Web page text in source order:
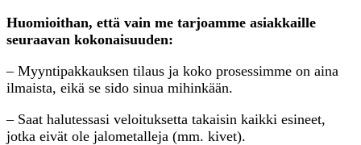
Huomioithan, että vain me tarjoamme asiakkaille
seuraavan kokonaisuuden:
– Myyntipakkauksen tilaus ja koko prosessimme on aina
ilmaista, eikä se sido sinua mihinkään.
– Saat halutessasi veloituksetta takaisin kaikki esineet,
jotka eivät ole jalometalleja (mm. kivet).